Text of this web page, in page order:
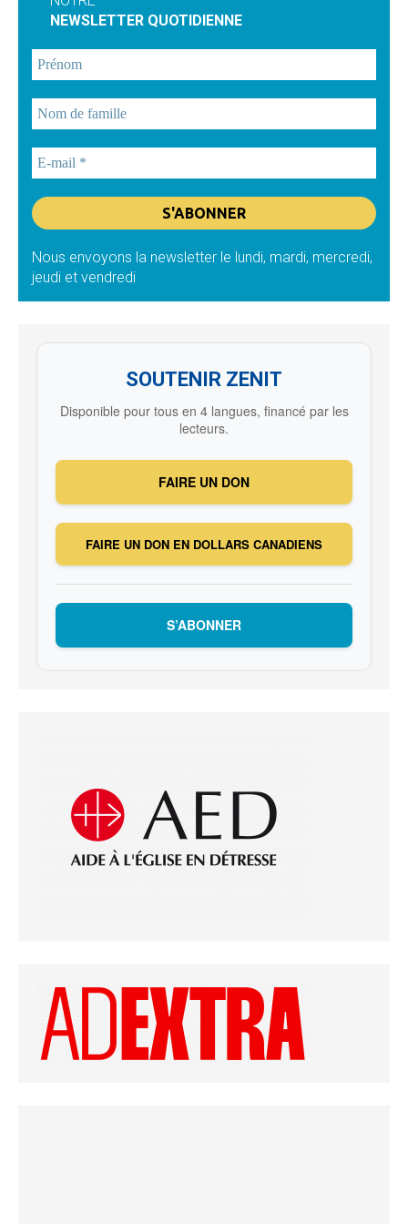
NEWSLETTER QUOTIDIENNE
Nous envoyons la newsletter le lundi, mardi, mercredi,
jeudi et vendredi
SOUTENIR ZENIT
Disponible pour tous en 4 langues, financé par les
lecteurs.
FAIRE UN DON
FAIRE UN DON EN DOLLARS CANADIENS
S’ABONNER